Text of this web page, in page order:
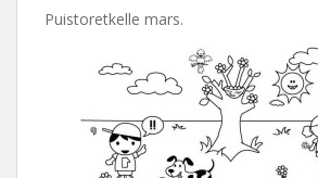
Puistoretkelle mars.